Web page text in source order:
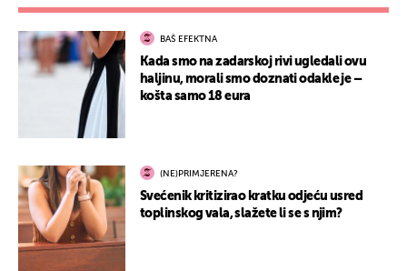
BAŠ EFEKTNA
Kada smo na zadarskoj rivi ugledali ovu
haljinu, morali smo doznati odakle je –
košta samo 18 eura
(NE)PRIMJERENA?
Svećenik kritizirao kratku odjeću usred
toplinskog vala, slažete li se s njim?